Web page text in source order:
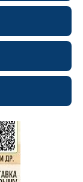
erid: 2SDnjdPjgYS